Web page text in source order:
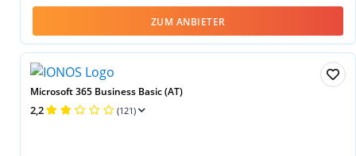
ZUM ANBIETER
Microsoft 365 Business Basic (AT)
2,2 (121)